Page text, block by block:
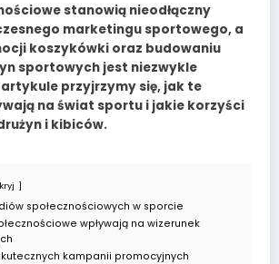
stanowią nieodłączny
marketingu sportowego, a
koszykówki oraz budowaniu
sportowych jest niezwykle
przyjrzymy się, jak te
na świat sportu i jakie korzyści
i kibiców.
społecznościowych w sporcie
wpływają na wizerunek
kampanii promocyjnych